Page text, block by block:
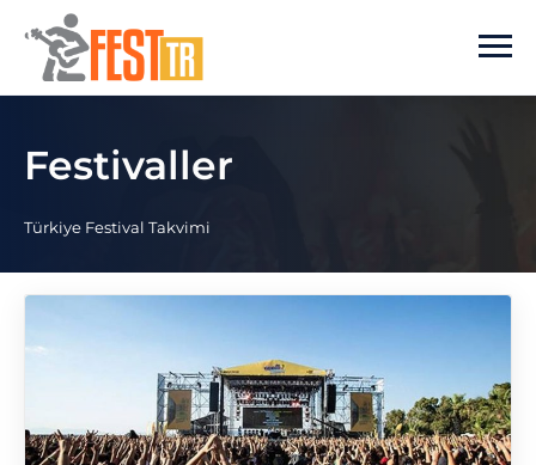
Ana içeriğe atla
Festivaller
Türkiye Festival Takvimi